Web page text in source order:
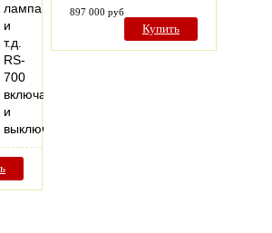
лампа
и
т.д.
RS-
700
включает
и
выключает…
897 000 руб
Купить